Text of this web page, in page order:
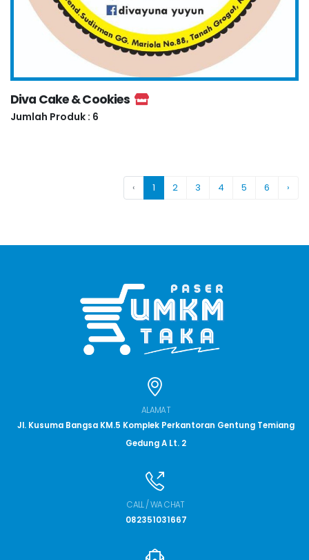
Diva Cake & Cookies
Jumlah Produk : 6
‹ 1 2 3 4 5 6 ›
ALAMAT
Jl. Kusuma Bangsa KM.5 Komplek Perkantoran Gentung Temiang
Gedung A Lt. 2
CALL / WA CHAT
082351031667